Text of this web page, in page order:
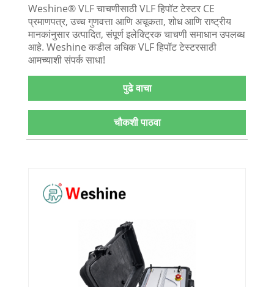
Weshine® VLF चाचणीसाठी VLF हिपॉट टेस्टर CE
प्रमाणपत्र, उच्च गुणवत्ता आणि अचूकता, शोध आणि राष्ट्रीय
मानकांनुसार उत्पादित, संपूर्ण इलेक्ट्रिक चाचणी समाधान उपलब्ध
आहे. Weshine कडील अधिक VLF हिपॉट टेस्टरसाठी
आमच्याशी संपर्क साधा!
पुढे वाचा
चौकशी पाठवा